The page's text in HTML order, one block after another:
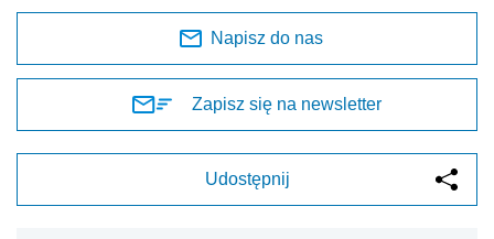
Napisz do nas
Zapisz się na newsletter
Udostępnij